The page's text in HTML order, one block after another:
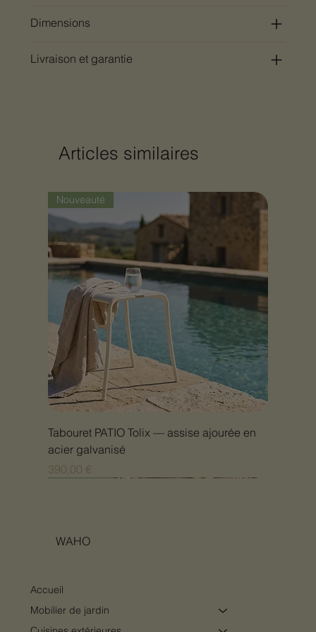
Dimensions
Livraison et garantie
Articles similaires
Nouveauté
Tabouret PATIO Tolix — assise ajourée en
acier galvanisé
Prix
390,00 €
WAHO
Accueil
Mobilier de jardin